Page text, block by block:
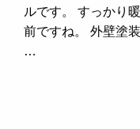
ルです。 すっかり
前ですね。 外壁塗
…